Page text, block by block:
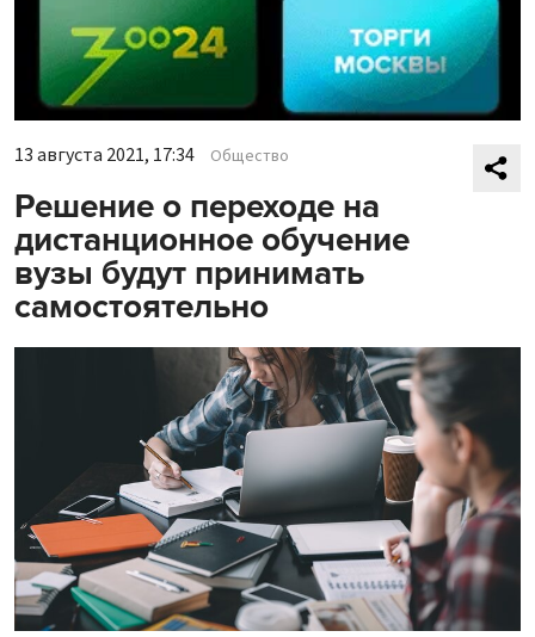
13 августа 2021, 17:34 Общество
Решение о переходе на
дистанционное обучение
вузы будут принимать
самостоятельно